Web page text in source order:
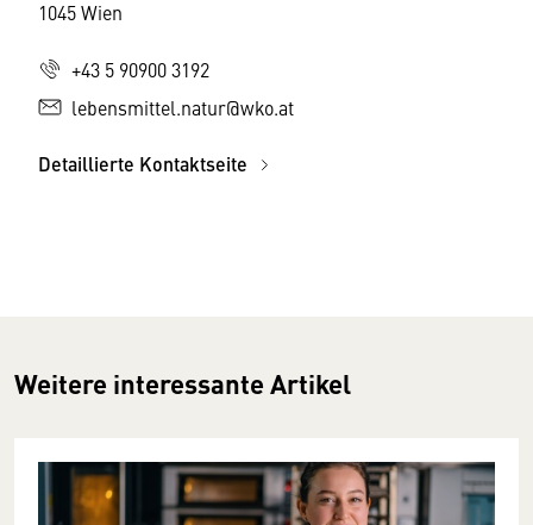
1045 Wien
+43 5 90900 3192
lebensmittel.natur@wko.at
Detaillierte Kontaktseite
Weitere interessante Artikel